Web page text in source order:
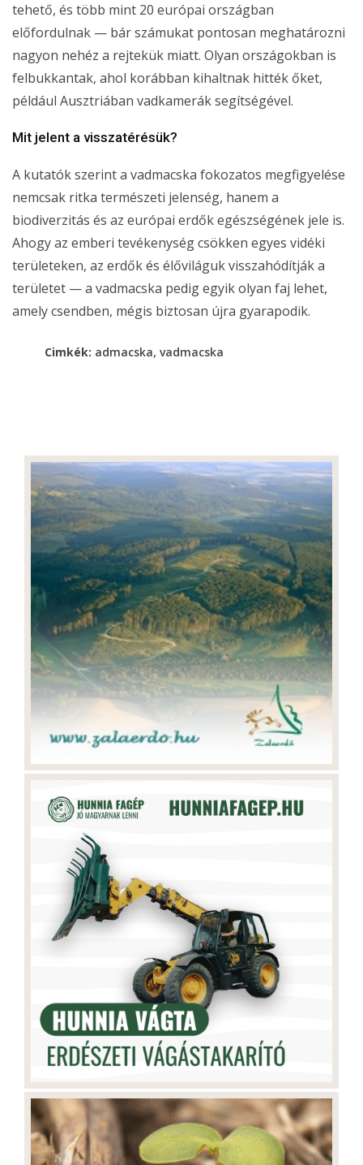
tehető, és több mint 20 európai országban
előfordulnak — bár számukat pontosan meghatározni
nagyon nehéz a rejtekük miatt. Olyan országokban is
felbukkantak, ahol korábban kihaltnak hitték őket,
például Ausztriában vadkamerák segítségével.
Mit jelent a visszatérésük?
A kutatók szerint a vadmacska fokozatos megfigyelése
nemcsak ritka természeti jelenség, hanem a
biodiverzitás és az európai erdők egészségének jele is.
Ahogy az emberi tevékenység csökken egyes vidéki
területeken, az erdők és élőviláguk visszahódítják a
területet — a vadmacska pedig egyik olyan faj lehet,
amely csendben, mégis biztosan újra gyarapodik.
Cimkék: admacska, vadmacska